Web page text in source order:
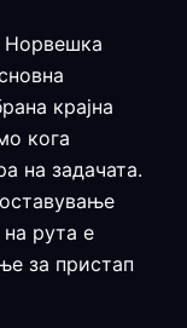
Норвешка
крајна
кога
на задачата.
рута е
за пристап